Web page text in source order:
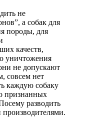
не
а собак для
породы, для
качеств,
уничтожения
не допускают
совсем нет
каждую собаку
признанных
разводить